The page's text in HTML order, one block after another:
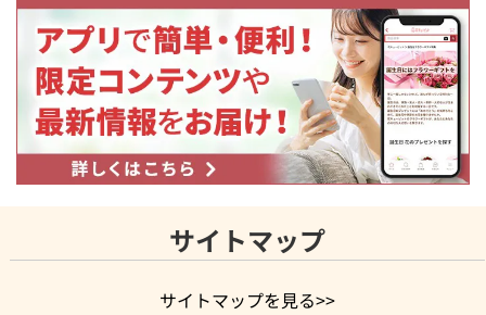
サイトマップ
サイトマップを見る>>